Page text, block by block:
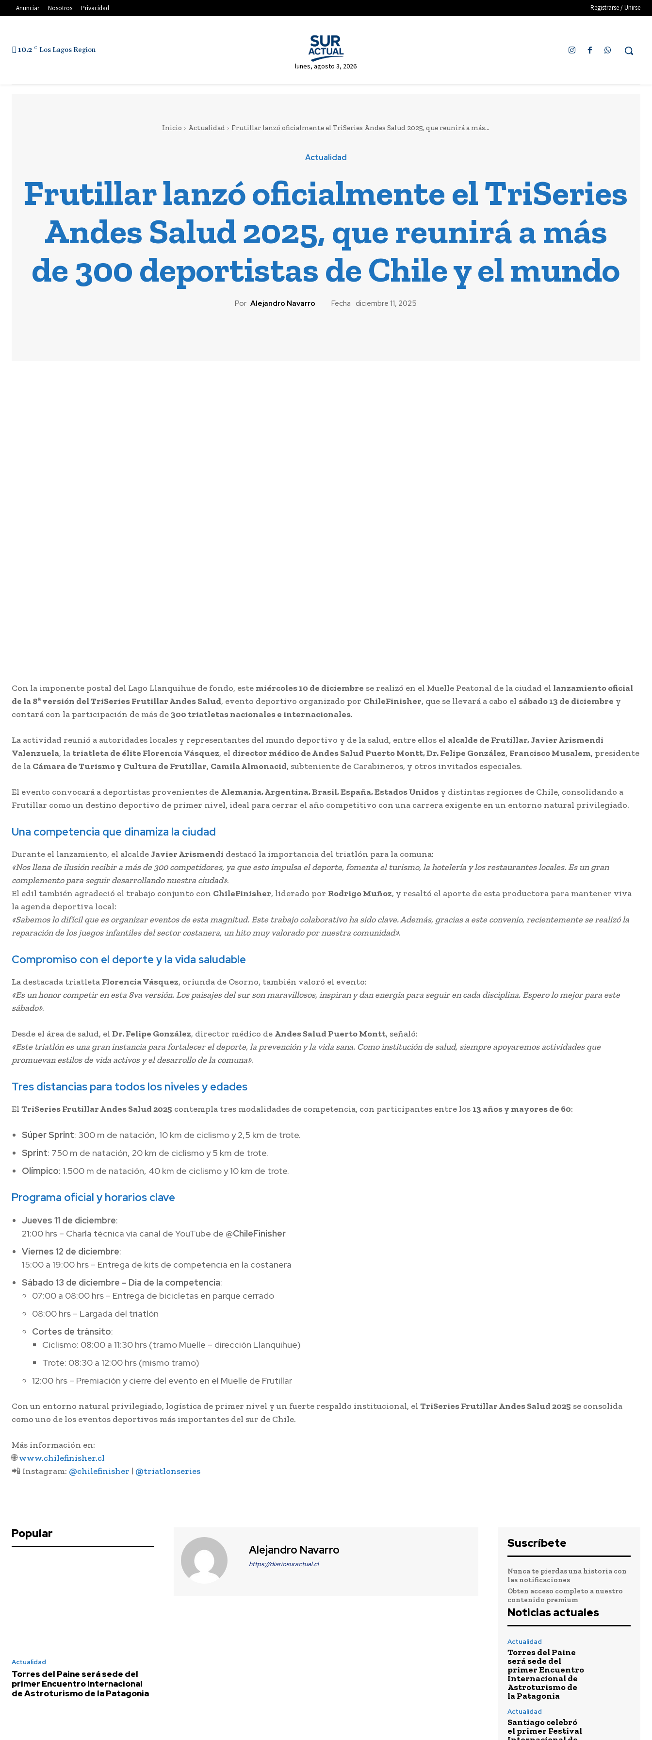
Anunciar Nosotros Privacidad Registrarse / Unirse
10.2 C Los Lagos Region
lunes, agosto 3, 2026
Inicio Actualidad Frutillar lanzó oficialmente el TriSeries Andes Salud 2025, que reunirá a más...
Actualidad
Frutillar lanzó oficialmente el TriSeries
Andes Salud 2025, que reunirá a más
de 300 deportistas de Chile y el mundo
Por Alejandro Navarro Fecha diciembre 11, 2025
Con la imponente postal del Lago Llanquihue de fondo, este miércoles 10 de diciembre se realizó en el Muelle Peatonal de la ciudad el lanzamiento oficial
de la 8ª versión del TriSeries Frutillar Andes Salud, evento deportivo organizado por ChileFinisher, que se llevará a cabo el sábado 13 de diciembre y
contará con la participación de más de300 triatletas nacionales e internacionales.
La actividad reunió a autoridades locales y representantes del mundo deportivo y de la salud, entre ellos el alcalde de Frutillar, Javier Arismendi
Valenzuela, la triatleta de élite Florencia Vásquez, el director médico de Andes Salud Puerto Montt, Dr. Felipe González, Francisco Musalem, presidente
de la Cámara de Turismo y Cultura de Frutillar, Camila Almonacid, subteniente de Carabineros, y otros invitados especiales.
El evento convocará a deportistas provenientes de Alemania, Argentina, Brasil, España, Estados Unidos y distintas regiones de Chile, consolidando a
Frutillar como un destino deportivo de primer nivel, ideal para cerrar el año competitivo con una carrera exigente en un entorno natural privilegiado.
Una competencia que dinamiza la ciudad
Durante el lanzamiento, el alcaldeJavier Arismendi destacó la importancia del triatlón para la comuna:
«Nos llena de ilusión recibir a más de 300 competidores, ya que esto impulsa el deporte, fomenta el turismo, la hotelería y los restaurantes locales. Es un gran
complemento para seguir desarrollando nuestra ciudad».
El edil también agradeció el trabajo conjunto con ChileFinisher, liderado por Rodrigo Muñoz, y resaltó el aporte de esta productora para mantener viva
la agenda deportiva local:
«Sabemos lo difícil que es organizar eventos de esta magnitud. Este trabajo colaborativo ha sido clave. Además, gracias a este convenio, recientemente se realizó la
reparación de los juegos infantiles del sector costanera, un hito muy valorado por nuestra comunidad».
Compromiso con el deporte y la vida saludable
La destacada triatleta Florencia Vásquez, oriunda de Osorno, también valoró el evento:
«Es un honor competir en esta 8va versión. Los paisajes del sur son maravillosos, inspiran y dan energía para seguir en cada disciplina. Espero lo mejor para este
sábado».
Desde el área de salud, el Dr. Felipe González, director médico de Andes Salud Puerto Montt, señaló:
«Este triatlón es una gran instancia para fortalecer el deporte, la prevención y la vida sana. Como institución de salud, siempre apoyaremos actividades que
promuevan estilos de vida activos y el desarrollo de la comuna».
Tres distancias para todos los niveles y edades
El TriSeries Frutillar Andes Salud 2025 contempla tres modalidades de competencia, con participantes entre los 13 años y mayores de 60:
Súper Sprint: 300 m de natación, 10 km de ciclismo y 2,5 km de trote.
Sprint: 750 m de natación, 20 km de ciclismo y 5 km de trote.
Olímpico: 1.500 m de natación, 40 km de ciclismo y 10 km de trote.
Programa oficial y horarios clave
Jueves 11 de diciembre:
21:00 hrs – Charla técnica vía canal de YouTube de @ChileFinisher
Viernes 12 de diciembre:
15:00 a 19:00 hrs – Entrega de kits de competencia en la costanera
Sábado 13 de diciembre – Día de la competencia:
07:00 a 08:00 hrs – Entrega de bicicletas en parque cerrado
08:00 hrs – Largada del triatlón
Cortes de tránsito:
Ciclismo: 08:00 a 11:30 hrs (tramo Muelle – dirección Llanquihue)
Trote: 08:30 a 12:00 hrs (mismo tramo)
12:00 hrs – Premiación y cierre del evento en el Muelle de Frutillar
Con un entorno natural privilegiado, logística de primer nivel y un fuerte respaldo institucional, el TriSeries Frutillar Andes Salud 2025 se consolida
como uno de los eventos deportivos más importantes del sur de Chile.
Más información en:
🌐www.chilefinisher.cl
📲 Instagram: @chilefinisher | @triatlonseries
Popular
Actualidad
Torres del Paine será sede del
primer Encuentro Internacional
de Astroturismo de la Patagonia
Alejandro Navarro
https://diariosuractual.cl
Suscríbete
Nunca te pierdas una historia con
las notificaciones
Obten acceso completo a nuestro
contenido premium
Noticias actuales
Actualidad
Torres del Paine
será sede del
primer Encuentro
Internacional de
Astroturismo de
la Patagonia
Actualidad
Santiago celebró
el primer Festival